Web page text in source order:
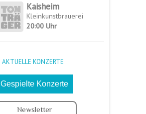
Kaisheim
Kleinkunstbrauerei
20:00 Uhr
AKTUELLE KONZERTE
Gespielte Konzerte
Newsletter